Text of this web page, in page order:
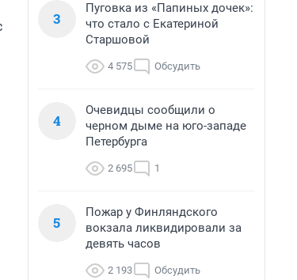
3
Пуговка из «Папиных дочек»:
что стало с Екатериной
Старшовой
4 575 Обсудить
4
Очевидцы сообщили о
черном дыме на юго-западе
Петербурга
2 695 1
5
Пожар у Финляндского
вокзала ликвидировали за
девять часов
2 193 Обсудить